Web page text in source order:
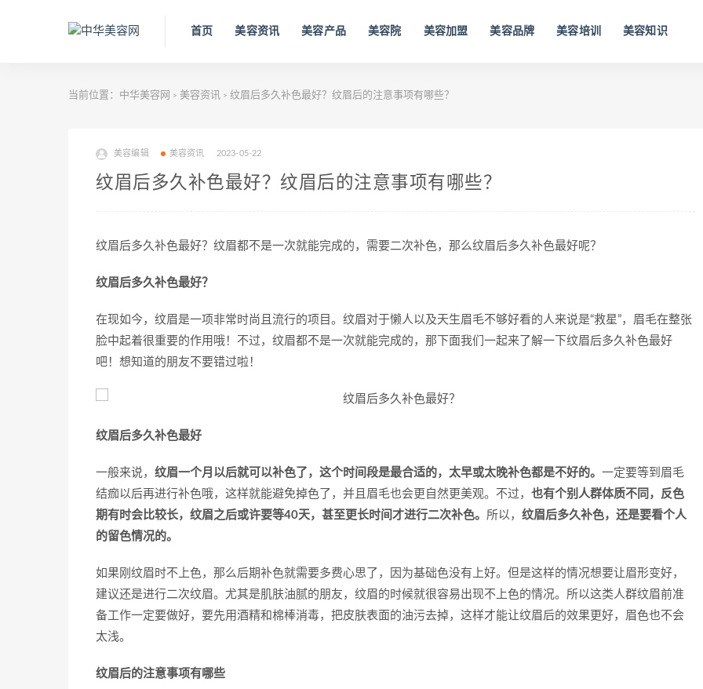
首页 美容资讯 美容产品 美容院 美容加盟 美容品牌 美容培训 美容知识
当前位置： 中华美容网 > 美容资讯 > 纹眉后多久补色最好？纹眉后的注意事项有哪些？
美容编辑 美容资讯 2023-05-22
纹眉后多久补色最好？纹眉后的注意事项有哪些？
纹眉后多久补色最好？纹眉都不是一次就能完成的，需要二次补色，那么纹眉后多久补色最好呢？
纹眉后多久补色最好？
在现如今，纹眉是一项非常时尚且流行的项目。纹眉对于懒人以及天生眉毛不够好看的人来说是“救星”，眉毛在整张
脸中起着很重要的作用哦！不过，纹眉都不是一次就能完成的，那下面我们一起来了解一下纹眉后多久补色最好
吧！想知道的朋友不要错过啦！
纹眉后多久补色最好
一般来说， 纹眉一个月以后就可以补色了，这个时间段是最合适的，太早或太晚补色都是不好的。 一定要等到眉毛
结痂以后再进行补色哦，这样就能避免掉色了，并且眉毛也会更自然更美观。不过， 也有个别人群体质不同，反色
期有时会比较长，纹眉之后或许要等40天，甚至更长时间才进行二次补色。 所以， 纹眉后多久补色，还是要看个人
的留色情况的。
如果刚纹眉时不上色，那么后期补色就需要多费心思了，因为基础色没有上好。但是这样的情况想要让眉形变好，
建议还是进行二次纹眉。尤其是肌肤油腻的朋友，纹眉的时候就很容易出现不上色的情况。所以这类人群纹眉前准
备工作一定要做好，要先用酒精和棉棒消毒，把皮肤表面的油污去掉，这样才能让纹眉后的效果更好，眉色也不会
太浅。
纹眉后的注意事项有哪些